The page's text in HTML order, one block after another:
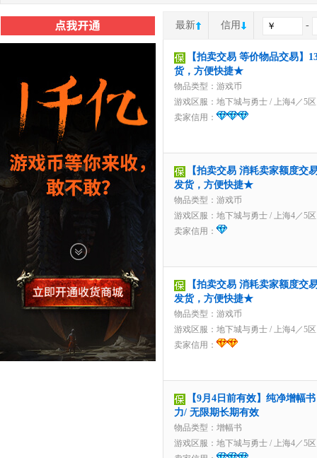
最新 信用 -
【拍卖交易 等价物品交易】
货，方便快捷★
物品类型：游戏币
游戏区服： 地下城与勇士 / 上海4／5区
卖家信用：
【拍卖交易 消耗卖家额度交
发货，方便快捷★
物品类型：游戏币
游戏区服： 地下城与勇士 / 上海4／5区
卖家信用：
【拍卖交易 消耗卖家额度交
发货，方便快捷★
物品类型：游戏币
游戏区服： 地下城与勇士 / 上海4／5区
卖家信用：
【9月4日前有效】纯净增幅
力/ 无限期长期有效
物品类型：增幅书
游戏区服： 地下城与勇士 / 上海4／5区